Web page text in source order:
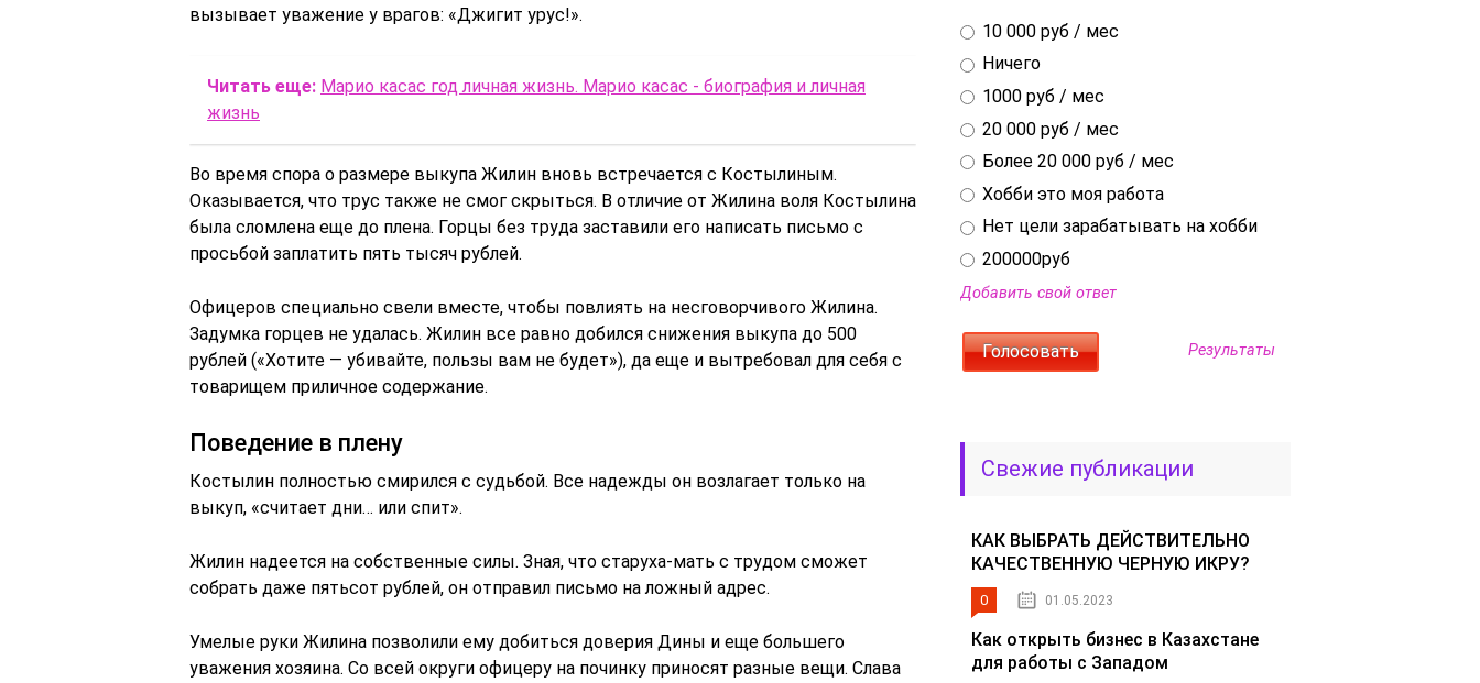
вызывает уважение у врагов: «Джигит урус!».
Читать еще: Марио касас год личная жизнь. Марио касас - биография и личная
жизнь
Во время спора о размере выкупа Жилин вновь встречается с Костылиным.
Оказывается, что трус также не смог скрыться. В отличие от Жилина воля Костылина
была сломлена еще до плена. Горцы без труда заставили его написать письмо с
просьбой заплатить пять тысяч рублей.
Офицеров специально свели вместе, чтобы повлиять на несговорчивого Жилина.
Задумка горцев не удалась. Жилин все равно добился снижения выкупа до 500
рублей («Хотите — убивайте, пользы вам не будет»), да еще и вытребовал для себя с
товарищем приличное содержание.
Поведение в плену
Костылин полностью смирился с судьбой. Все надежды он возлагает только на
выкуп, «считает дни… или спит».
Жилин надеется на собственные силы. Зная, что старуха-мать с трудом сможет
собрать даже пятьсот рублей, он отправил письмо на ложный адрес.
Умелые руки Жилина позволили ему добиться доверия Дины и еще большего
уважения хозяина. Со всей округи офицеру на починку приносят разные вещи. Слава
10 000 руб / мес
Ничего
1000 руб / мес
20 000 руб / мес
Более 20 000 руб / мес
Хобби это моя работа
Нет цели зарабатывать на хобби
200000руб
Добавить свой ответ
Результаты
Свежие публикации
КАК ВЫБРАТЬ ДЕЙСТВИТЕЛЬНО
КАЧЕСТВЕННУЮ ЧЕРНУЮ ИКРУ?
0 01.05.2023
Как открыть бизнес в Казахстане
для работы с Западом